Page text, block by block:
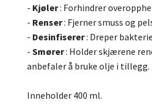
- Kjøler: Forhindrer
- Renser: Fjerner smuss og
- Desinfiserer: Dreper
- Smører: Holder skjærene
anbefaler å bruke olje i tillegg.
Inneholder 400 ml.